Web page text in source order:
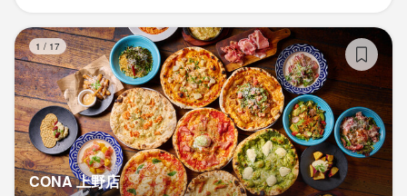
1 / 17
CONA 上野店